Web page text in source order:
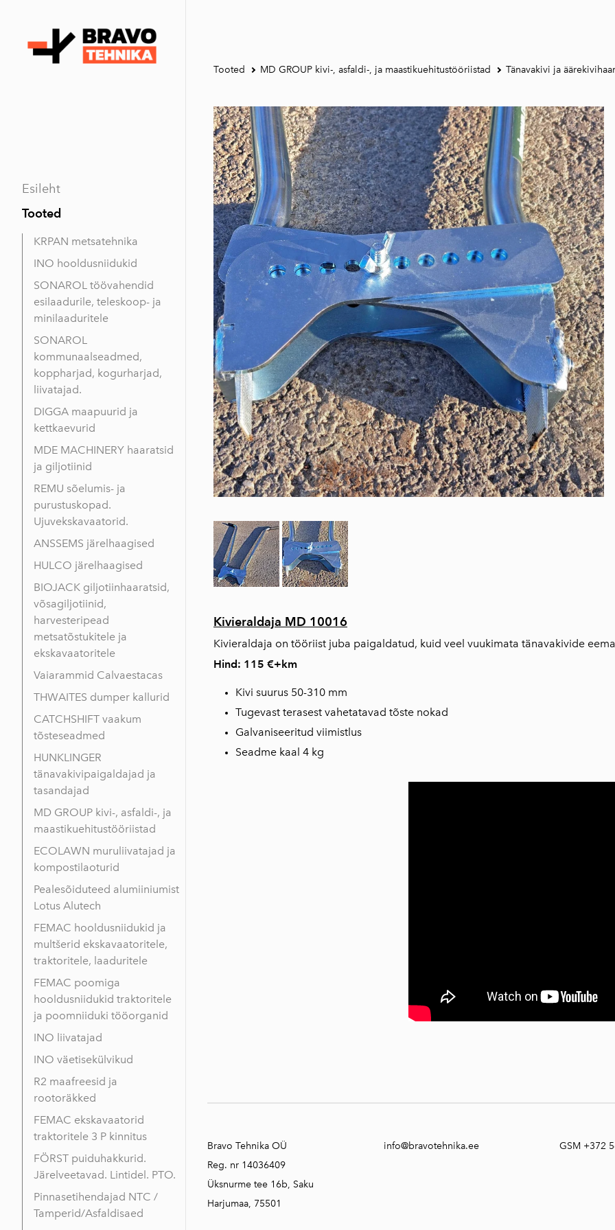
Esileht
Tooted
KRPAN metsatehnika
INO hooldusniidukid
SONAROL töövahendid
esilaadurile, teleskoop- ja
minilaaduritele
SONAROL
kommunaalseadmed,
koppharjad, kogurharjad,
liivatajad.
DIGGA maapuurid ja
kettkaevurid
MDE MACHINERY haaratsid
ja giljotiinid
REMU sõelumis- ja
purustuskopad.
Ujuvekskavaatorid.
ANSSEMS järelhaagised
HULCO järelhaagised
BIOJACK giljotiinhaaratsid,
võsagiljotiinid,
harvesteripead
metsatõstukitele ja
ekskavaatoritele
Vaiarammid Calvaestacas
THWAITES dumper kallurid
CATCHSHIFT vaakum
tõsteseadmed
HUNKLINGER
tänavakivipaigaldajad ja
tasandajad
MD GROUP kivi-, asfaldi-, ja
maastikuehitustööriistad
ECOLAWN muruliivatajad ja
kompostilaoturid
Pealesõiduteed alumiiniumist
Lotus Alutech
FEMAC hooldusniidukid ja
multšerid ekskavaatoritele,
traktoritele, laaduritele
FEMAC poomiga
hooldusniidukid traktoritele
ja poomniiduki tööorganid
INO liivatajad
INO väetisekülvikud
R2 maafreesid ja
rootoräkked
FEMAC ekskavaatorid
traktoritele 3 P kinnitus
FÖRST puiduhakkurid.
Järelveetavad. Lintidel. PTO.
Pinnasetihendajad NTC /
Tamperid/Asfaldisaed
Tooted MD GROUP kivi-, asfaldi-, ja maastikuehitustööriistad Tänavakivi ja
Kivieraldaja MD 10016
Kivieraldaja on tööriist juba paigaldatud, kuid veel vuukimata tänavakivide
Hind: 115 €+km
Kivi suurus 50-310 mm
Tugevast terasest vahetatavad tõste nokad
Galvaniseeritud viimistlus
Seadme kaal 4 kg
Bravo Tehnika OÜ
Reg. nr 14036409
Üksnurme tee 16b, Saku
Harjumaa, 75501
info@bravotehnika.ee GSM +372